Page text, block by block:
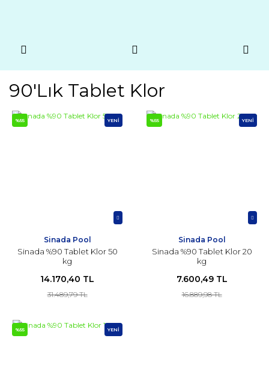
90'lık Tablet Klor
%55 YENİ
Sinada Pool
Sinada %90 Tablet Klor 50
kg
14.170,40 TL
31.489,79 TL
%55 YENİ
Sinada Pool
Sinada %90 Tablet Klor 20
kg
7.600,49 TL
16.889,98 TL
%55 YENİ